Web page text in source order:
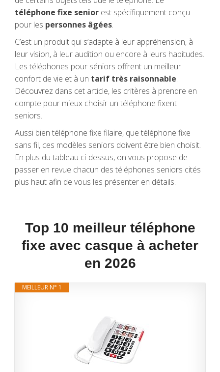
téléphone fixe senior est spécifiquement conçu
pour les personnes âgées.
C’est un produit qui s’adapte à leur appréhension, à
leur vision, à leur audition ou encore à leurs habitudes.
Les téléphones pour séniors offrent un meilleur
confort de vie et à un tarif très raisonnable.
Découvrez dans cet article, les critères à prendre en
compte pour mieux choisir un téléphone fixent
seniors.
Aussi bien téléphone fixe filaire, que téléphone fixe
sans fil, ces modèles seniors doivent être bien choisit.
En plus du tableau ci-dessus, on vous propose de
passer en revue chacun des téléphones seniors cités
plus haut afin de vous les présenter en détails.
Top 10 meilleur téléphone
fixe avec casque à acheter
en 2026
MEILLEUR N° 1